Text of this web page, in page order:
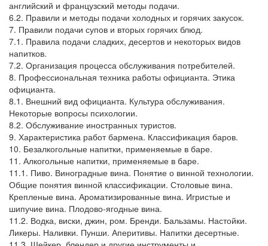
английский и французский методы подачи.
6.2. Правили и методы подачи холодных и горячих закусок.
7. Правили подачи супов и вторых горячих блюд.
7.1. Правила подачи сладких, десертов и некоторых видов
напитков.
7.2. Организация процесса обслуживания потребителей.
8. Профессиональная техника работы официанта. Этика
официанта.
8.1. Внешний вид официанта. Культура обслуживания.
Некоторые вопросы психологии.
8.2. Обслуживание иностранных туристов.
9. Характеристика работ бармена. Классификация баров.
10. Безалкогольные напитки, применяемые в баре.
11. Алкогольные напитки, применяемые в баре.
11.1. Пиво. Виноградные вина. Понятие о винной технологии.
Общие понятия винной классификации. Столовые вина.
Крепленые вина. Ароматизированные вина. Игристые и
шипучие вина. Плодово-ягодные вина.
11.2. Водка, виски, джин, ром. Бренди. Бальзамы. Настойки.
Ликеры. Наливки. Пунши. Аперитивы. Напитки десертные.